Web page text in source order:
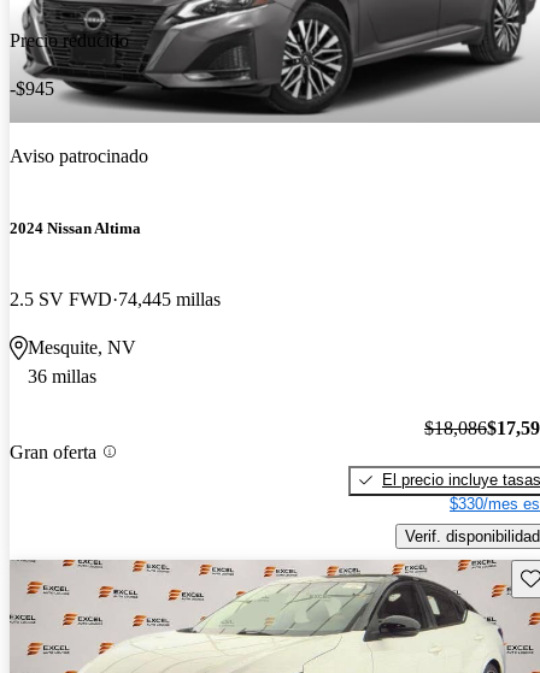
Precio reducido
-$945
Aviso patrocinado
2024 Nissan Altima
2.5 SV FWD 74,445 millas
Mesquite, NV
36 millas
Gran oferta
$18,086
El precio incluye tasas
$330/mes
Verif. disponibilidad